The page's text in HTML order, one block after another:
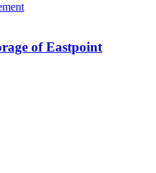
of Eastpoint